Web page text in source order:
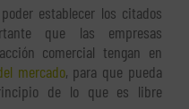
establecer los citados
que las empresas
comercial tengan en
mercado, para que pueda
de lo que es libre